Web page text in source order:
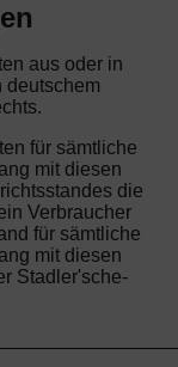
aus oder in
deutschem
für sämtliche
mit diesen
die
Verbraucher
für sämtliche
mit diesen
Stadler'sche-